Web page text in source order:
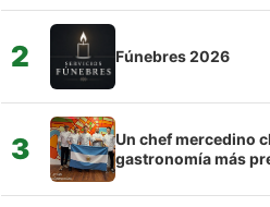
2 Fúnebres 2026
3
Un chef mercedino
gastronomía más